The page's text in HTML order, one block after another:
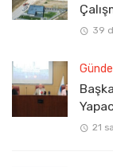
39
21